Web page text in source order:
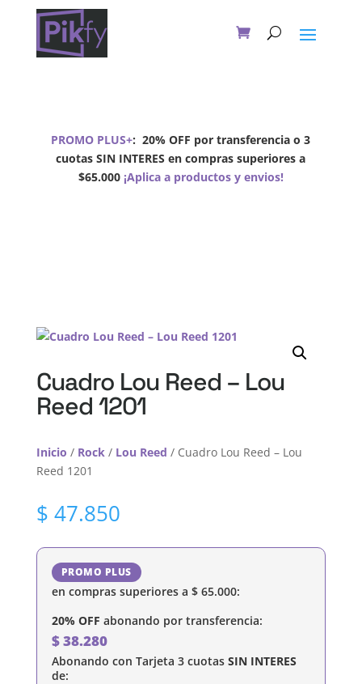
PROMO PLUS+:20% OFF por transferencia o 3
cuotas SIN INTERES en compras superiores a
$65.000¡Aplica a productos y envios!
Cuadro Lou Reed – Lou
Reed 1201
Inicio / Rock/ Lou Reed / Cuadro Lou Reed – Lou
Reed 1201
$ 47.850
PROMO PLUS
en compras superiores a $65.000:
20% OFF abonando por transferencia:
$38.280
Abonando con Tarjeta 3 cuotas SIN INTERES
de: